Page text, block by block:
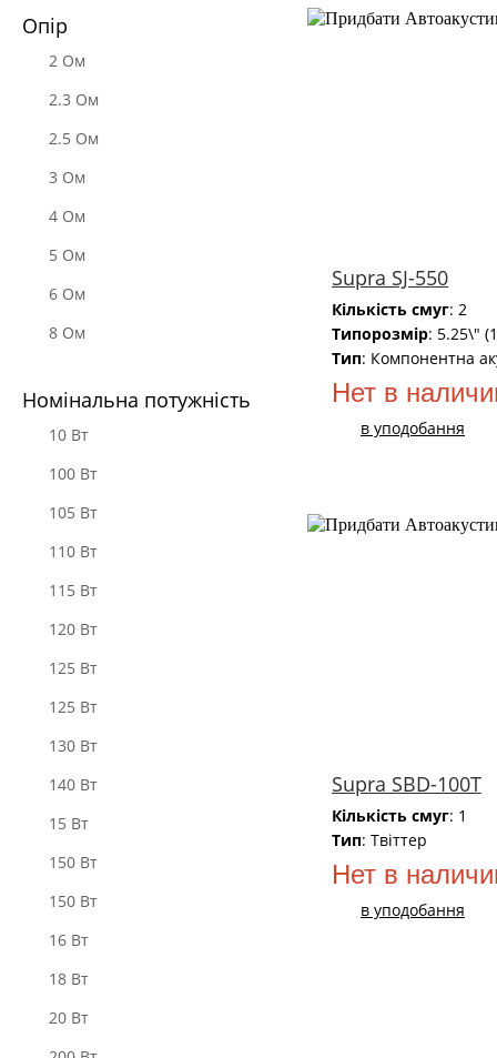
Опір
2 Ом
2.3 Ом
2.5 Ом
3 Ом
4 Oм
5 Ом
6 Ом
8 Ом
Номінальна потужність
10 Вт
100 Вт
105 Вт
110 Вт
115 Вт
120 Вт
125 Вт
125 Вт
130 Вт
140 Вт
15 Вт
150 Вт
150 Вт
16 Вт
18 Вт
20 Вт
Supra SJ-550
Кількість смуг: 2
Типорозмір: 5.25\"
Тип: Компонентна
Нет в
в уподобання
Supra SBD-100T
Кількість смуг: 1
Тип: Твіттер
Нет в
в уподобання